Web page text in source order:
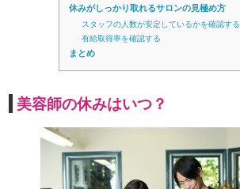
休みがしっかり取れるサロンの見極め方
スタッフの人数が安定しているかを確認する
有給取得率を確認する
まとめ
美容師の休みはいつ？